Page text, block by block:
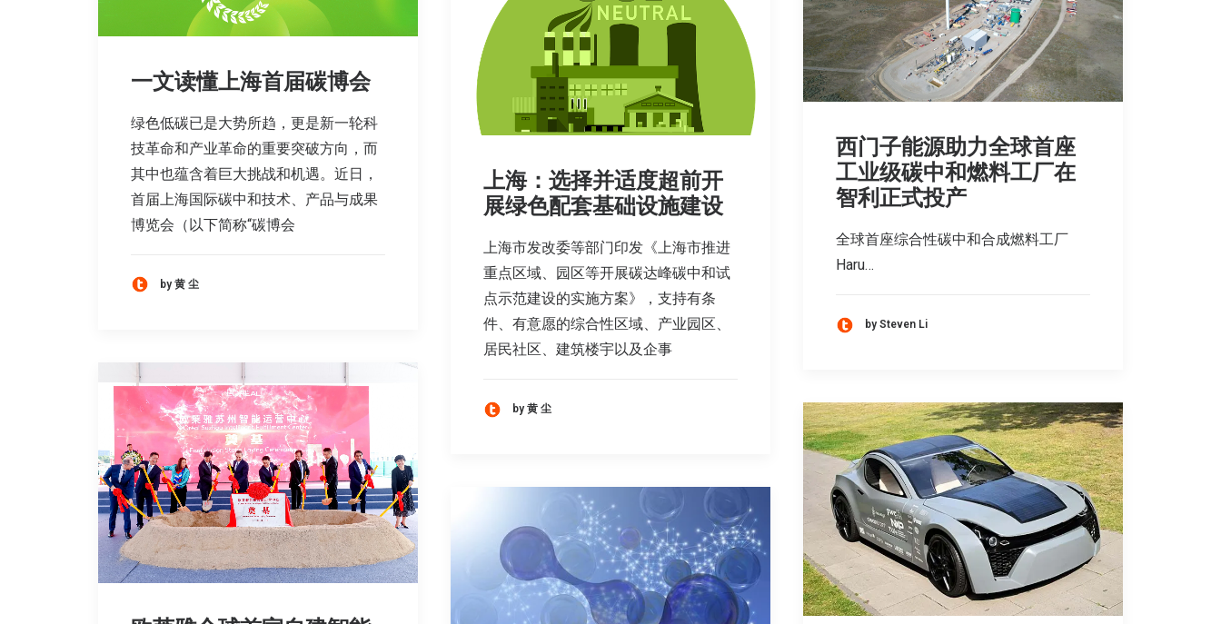
一文读懂上海首届碳博会
绿色低碳已是大势所趋，更是新一轮科
技革命和产业革命的重要突破方向，而
其中也蕴含着巨大挑战和机遇。近日，
首届上海国际碳中和技术、产品与成果
博览会（以下简称“碳博会
by 黄 尘
上海：选择并适度超前开
展绿色配套基础设施建设
上海市发改委等部门印发《上海市推进
重点区域、园区等开展碳达峰碳中和试
点示范建设的实施方案》，支持有条
件、有意愿的综合性区域、产业园区、
居民社区、建筑楼宇以及企事
by 黄 尘
西门子能源助力全球首座
工业级碳中和燃料工厂在
智利正式投产
全球首座综合性碳中和合成燃料工厂
Haru…
by Steven Li